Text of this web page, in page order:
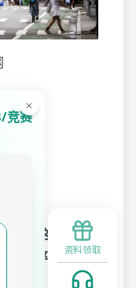
，
但这也不妨
录取率仅有8%
资料领取
竞赛